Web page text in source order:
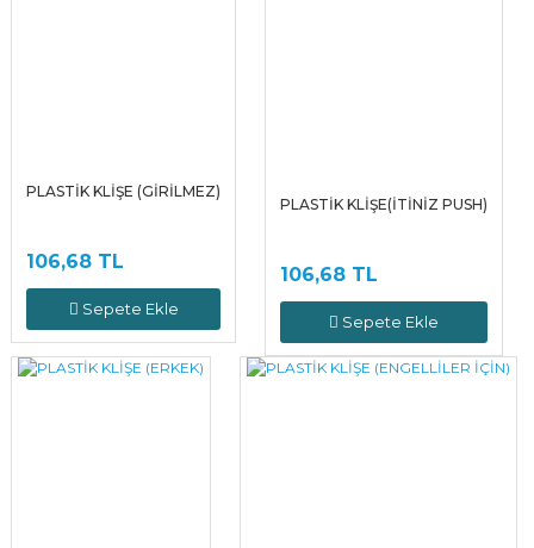
PLASTİK KLİŞE (GİRİLMEZ)
106,68 TL
Sepete Ekle
PLASTİK KLİŞE(İTİNİZ PUSH)
106,68 TL
Sepete Ekle